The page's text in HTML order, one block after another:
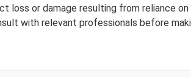
loss or damage resulting from reliance
with relevant professionals before